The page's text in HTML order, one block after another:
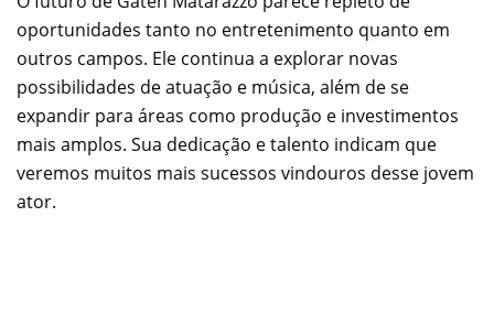
oportunidades tanto no entretenimento quanto em
outros campos. Ele continua a explorar novas
possibilidades de atuação e música, além de se
expandir para áreas como produção e investimentos
mais amplos. Sua dedicação e talento indicam que
veremos muitos mais sucessos vindouros desse jovem
ator.